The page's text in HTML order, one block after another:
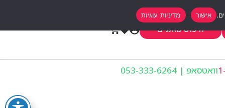
חיפוש מותגים
וואטסאפ | 053-333-6264
אישור מדיניות עוגיות